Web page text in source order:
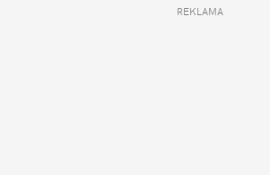
REKLAMA